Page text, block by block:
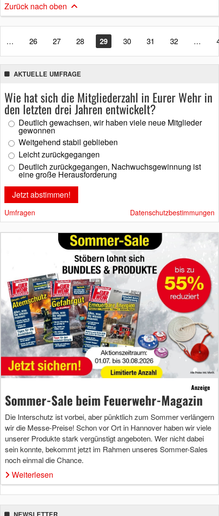
Zurück nach oben
… 26 27 28 29 30 31 32 …
AKTUELLE UMFRAGE
Wie hat sich die Mitgliederzahl in Eurer Wehr in
den letzten drei Jahren entwickelt?
Deutlich gewachsen, wir haben viele neue Mitglieder
gewonnen
Weitgehend stabil geblieben
Leicht zurückgegangen
Deutlich zurückgegangen, Nachwuchsgewinnung ist
eine große Herausforderung
Umfragen Datenschutzbestimmungen
Anzeige
Sommer-Sale beim Feuerwehr-Magazin
Die Interschutz ist vorbei, aber pünktlich zum Sommer verlängern
wir die Messe-Preise! Schon vor Ort in Hannover haben wir viele
unserer Produkte stark vergünstigt angeboten. Wer nicht dabei
sein konnte, bekommt jetzt im Rahmen unseres Sommer-Sales
noch einmal die Chance.
Weiterlesen